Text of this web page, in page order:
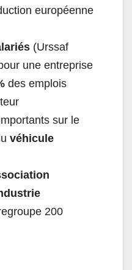
européenne
(Urssaf
une entreprise
des emplois
sur le
véhicule
200